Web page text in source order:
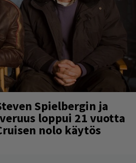
Spielbergin ja
loppui 21 vuotta
nolo käytös